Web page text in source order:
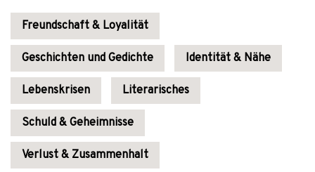
Freundschaft & Loyalität
Geschichten und Gedichte Identität & Nähe
Lebenskrisen Literarisches
Schuld & Geheimnisse
Verlust & Zusammenhalt